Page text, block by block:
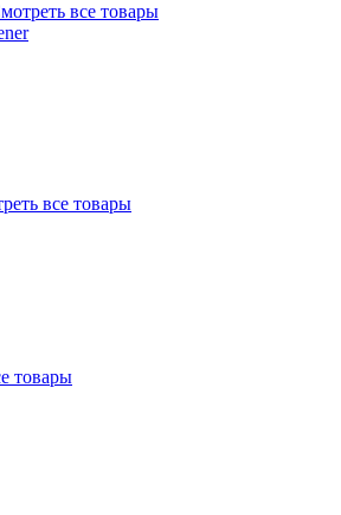
все товары
все товары
товары